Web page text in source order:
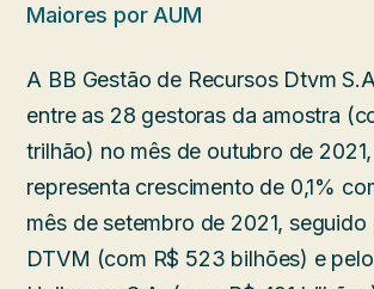
Maiores por AUM
A BB Gestão de Recursos Dtvm
entre as 28 gestoras da amostra
trilhão) no mês de outubro de
representa crescimento de 0,1%
mês de setembro de 2021, seguido
DTVM (com R$ 523 bilhões) e